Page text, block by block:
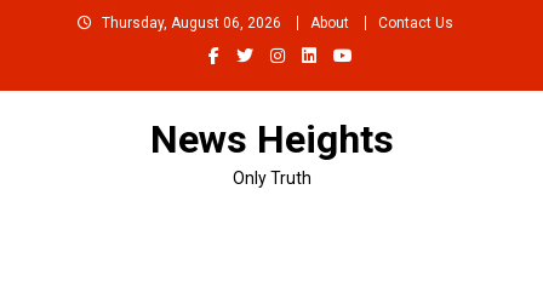
Thursday, August 06, 2026 About Contact Us
News Heights
Only Truth